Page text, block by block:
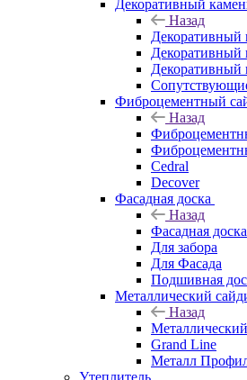
Декоративный
Назад
Декоративный
Декоративный
Декоративный
Фиброцементный
Назад
Cedral
Decover
Фасадная доска
Назад
Фасадная доска
Для забора
Для Фасада
Подшивная
Металлический
Назад
Grand Line
Металл
Утеплитель